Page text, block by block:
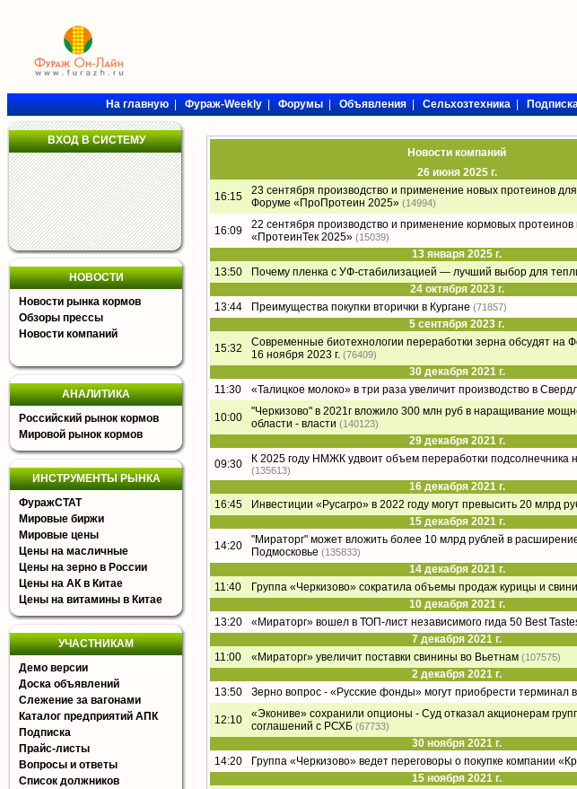
На главную|Фураж-Weekly|Форумы|Объявления|Сельхозтехника|
ВХОД В СИСТЕМУ
НОВОСТИ
Новости рынка кормов
Обзоры прессы
Новости компаний
АНАЛИТИКА
Российский рынок кормов
Мировой рынок кормов
ИНСТРУМЕНТЫ РЫНКА
ФуражСТАТ
Мировые биржи
Мировые цены
Цены на масличные
Цены на зерно в России
Цены на АК в Китае
Цены на витамины в Китае
УЧАСТНИКАМ
Демо версии
Доска объявлений
Слежение за вагонами
Каталог предприятий АПК
Подписка
Прайс-листы
Вопросы и ответы
Список должников
Новости компаний
26 июня 2025 г.
16:15
23 сентября производство и применение новых протеинов
Форуме «ПроПротеин 2025» (14994)
16:09
22 сентября производство и применение кормовых
«ПротеинТек 2025» (15039)
13 января 2025 г.
13:50
Почему пленка с УФ-стабилизацией — лучший выбор для
24 октября 2023 г.
13:44
Преимущества покупки вторички в Кургане (71857)
5 сентября 2023 г.
15:32
Современные биотехнологии переработки зерна обсудят на
16 ноября 2023 г. (76409)
30 декабря 2021 г.
11:30
«Талицкое молоко» в три раза увеличит производство в
10:00
"Черкизово" в 2021г вложило 300 млн руб в наращивание
области - власти (140123)
29 декабря 2021 г.
09:30
К 2025 году НМЖК удвоит объем переработки подсолнечника
(135613)
16 декабря 2021 г.
16:45
Инвестиции «Русагро» в 2022 году могут превысить 20 млрд
15 декабря 2021 г.
14:20
"Мираторг" может вложить более 10 млрд рублей в
Подмосковье (135833)
14 декабря 2021 г.
11:40
Группа «Черкизово» сократила объемы продаж курицы и
10 декабря 2021 г.
13:20
«Мираторг» вошел в ТОП-лист независимого гида 50 Best
7 декабря 2021 г.
11:00
«Мираторг» увеличит поставки свинины во Вьетнам (107575)
2 декабря 2021 г.
13:50
Зерно вопрос - «Русские фонды» могут приобрести терминал в
12:10
«Экониве» сохранили опционы - Суд отказал акционерам
соглашений с РСХБ (67733)
30 ноября 2021 г.
14:20
Группа «Черкизово» ведет переговоры о покупке компании
15 ноября 2021 г.